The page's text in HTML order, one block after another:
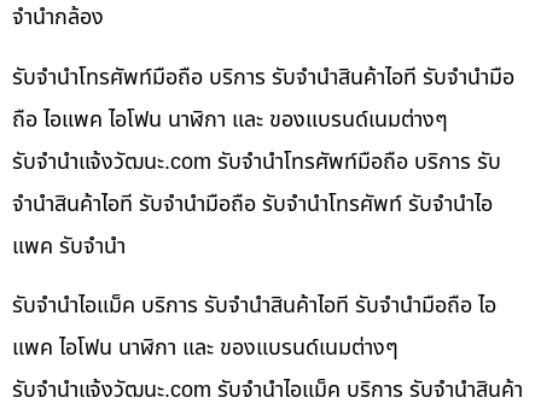
จำนำกล้อง
รับจำนำโทรศัพท์มือถือ บริการ รับจำนำสินค้าไอที รับจำนำมือ
ถือ ไอแพค ไอโฟน นาฬิกา และ ของแบรนด์เนมต่างๆ
รับจํานําแจ้งวัฒนะ.com รับจำนำโทรศัพท์มือถือ บริการ รับ
จำนำสินค้าไอที รับจำนำมือถือ รับจำนำโทรศัพท์ รับจำนำไอ
แพค รับจำนำ
รับจำนำไอแม็ค บริการ รับจำนำสินค้าไอที รับจำนำมือถือ ไอ
แพค ไอโฟน นาฬิกา และ ของแบรนด์เนมต่างๆ
รับจํานําแจ้งวัฒนะ.com รับจำนำไอแม็ค บริการ รับจำนำสินค้า